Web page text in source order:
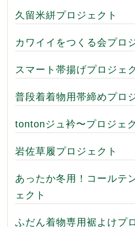
久留米絣プロジェクト
カワイイをつくる会プロ
スマート帯揚げプロジェ
普段着着物用帯締めプロ
tontonジュ衿〜プロジェ
岩佐草履プロジェクト
あったか冬用！コールテ
ェクト
ふだん着物専用裾よけプ